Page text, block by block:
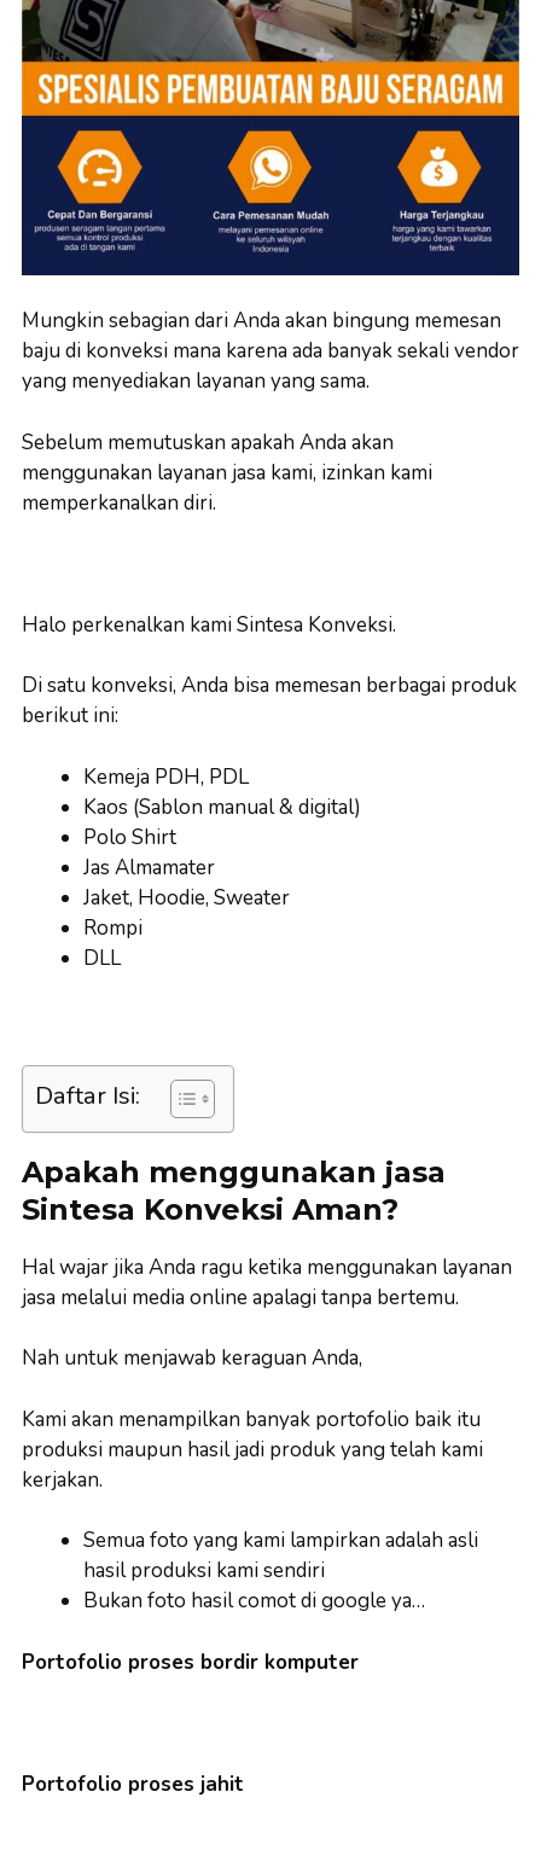
Mungkin sebagian dari Anda akan bingung memesan
baju di konveksi mana karena ada banyak sekali vendor
yang menyediakan layanan yang sama.
Sebelum memutuskan apakah Anda akan
menggunakan layanan jasa kami, izinkan kami
memperkanalkan diri.
Halo perkenalkan kami Sintesa Konveksi.
Di satu konveksi, Anda bisa memesan berbagai produk
berikut ini:
Kemeja PDH, PDL
Kaos (Sablon manual & digital)
Polo Shirt
Jas Almamater
Jaket, Hoodie, Sweater
Rompi
DLL
Daftar Isi:
Apakah menggunakan jasa
Sintesa Konveksi Aman?
Hal wajar jika Anda ragu ketika menggunakan layanan
jasa melalui media online apalagi tanpa bertemu.
Nah untuk menjawab keraguan Anda,
Kami akan menampilkan banyak portofolio baik itu
produksi maupun hasil jadi produk yang telah kami
kerjakan.
Semua foto yang kami lampirkan adalah asli
hasil produksi kami sendiri
Bukan foto hasil comot di google ya…
Portofolio proses bordir komputer
Portofolio proses jahit